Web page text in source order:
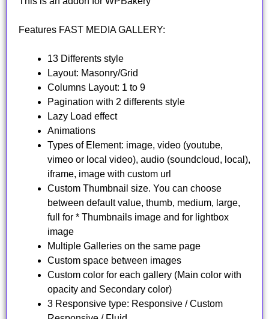
Features FAST MEDIA GALLERY:
13 Differents style
Layout: Masonry/Grid
Columns Layout: 1 to 9
Pagination with 2 differents style
Lazy Load effect
Animations
Types of Element: image, video (youtube,
vimeo or local video), audio (soundcloud, local),
iframe, image with custom url
Custom Thumbnail size. You can choose
between default value, thumb, medium, large,
full for * Thumbnails image and for lightbox
image
Multiple Galleries on the same page
Custom space between images
Custom color for each gallery (Main color with
opacity and Secondary color)
3 Responsive type: Responsive / Custom